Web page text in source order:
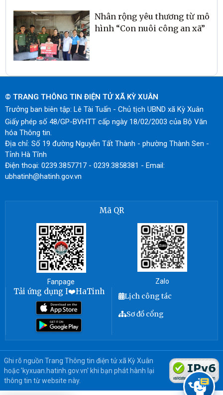
Nhân rộng yêu thương từ mô
hình “Con nuôi công an xã”
© TRANG THÔNG TIN ĐIỆN TỬ XÃ KỲ XUÂN
Trưởng ban biên tập: Lê Tài Tuấn - Chủ tịch UBND xã Kỳ Xuân
Giấy phép số 48/GP-BVHTT cấp ngày 18/02/2003 của Bộ Văn
hóa Thông tin.
Địa chỉ: Số 19 đường Nguyễn Tất Thành - phường Thành Sen -
Tỉnh Hà Tĩnh
Điện thoại: 0239.3857717 - 0239.3858381 - Email:
ubhatinh@hatinh.gov.vn
Mã QR
Fanpage Zalo
Tải ứng dụng I❤️HaTinh
Lịch công tác
Sơ đồ cổng
Ghi rõ nguồn Trang Thông tin điện tử xã Kỳ Xuân
hoặc 'kyxuan.hatinh.gov.vn' khi bạn phát hành lại
thông tin từ website này.